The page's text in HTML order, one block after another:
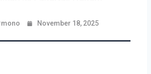
November 18, 2025